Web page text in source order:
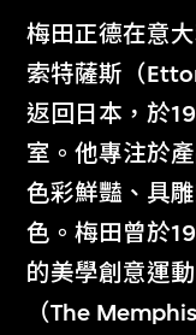
梅田正德在意
索特薩斯（
返回日本，於
室。他專注於
色彩鮮豔、具
色。梅田曾於
的美學創意運
（The